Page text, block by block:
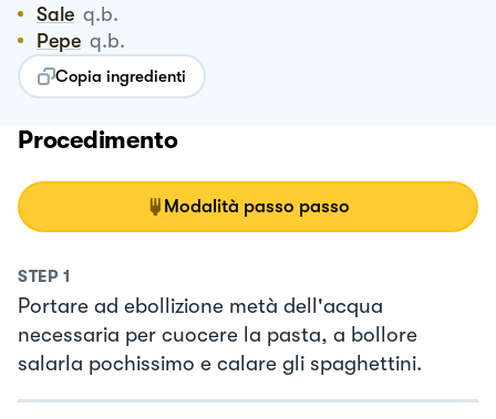
Sale q.b.
Pepe q.b.
Copia ingredienti
Procedimento
Modalità passo passo
STEP 1
Portare ad ebollizione metà dell'acqua
necessaria per cuocere la pasta, a bollore
salarla pochissimo e calare gli spaghettini.